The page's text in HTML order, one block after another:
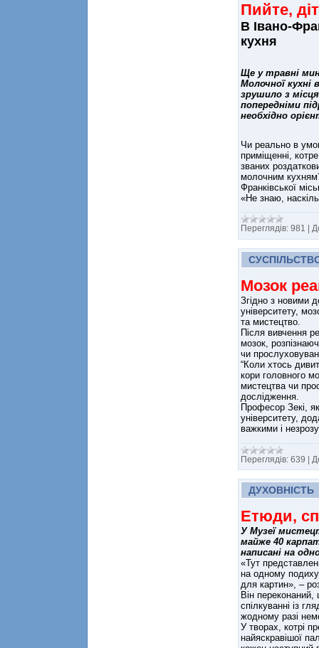
Пийте,
В Івано-
кухня
Ще у травні
Молочної кухні
зрушило з
попередніми
необхідно
Чи реально в
приміщенні,
званих
молочним
Франківської
«Не знаю,
Переглядів: 981
Мозок
Згідно з новими
університету,
та мистецтво.
Після вивчення
мозок,
чи
“Коли хтось
кори головного
мистецтва чи
дослідження.
Професор Зекі,
університету,
важкими і
Переглядів: 639 |
ДУХОВНІСТЬ
Етюди,
У Музеї
майже 40
написані на
«Тут
на одному
для картин», –
Він
спілкуванні із
жодному разі
У творах, котрі
найяскравішої